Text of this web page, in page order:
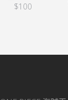
$100